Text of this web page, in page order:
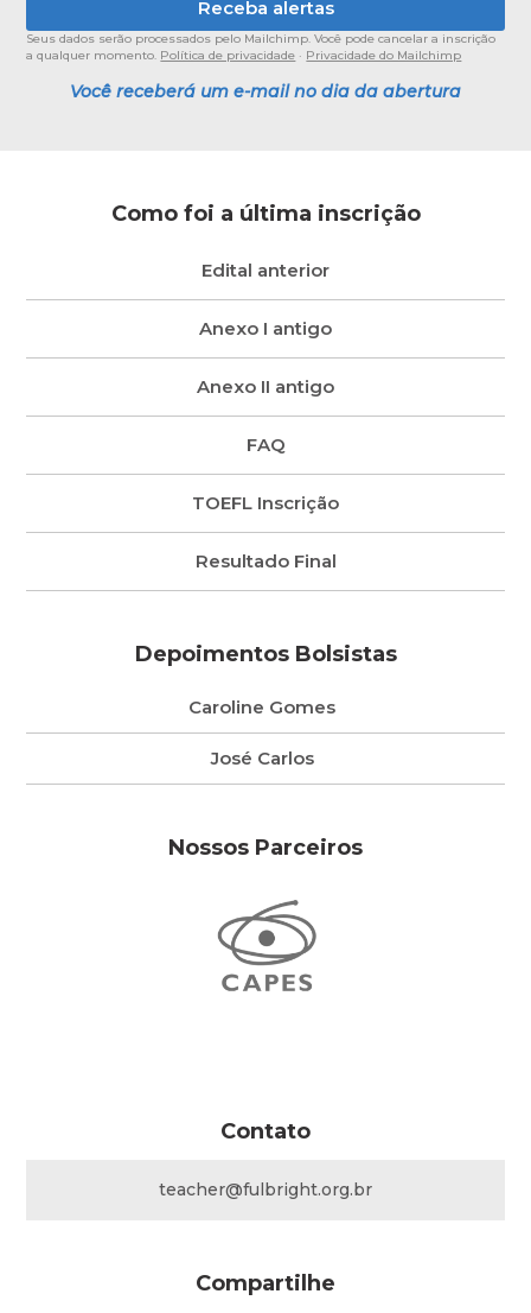
Seus dados serão processados pelo Mailchimp. Você pode cancelar a inscrição
a qualquer momento. Política de privacidade · Privacidade do Mailchimp
Você receberá um e-mail no dia da abertura
Como foi a última inscrição
Edital anterior
Anexo I antigo
Anexo II antigo
FAQ
TOEFL Inscrição
Resultado Final
Depoimentos Bolsistas
Caroline Gomes
José Carlos
Nossos Parceiros
Contato
teacher@fulbright.org.br
Compartilhe